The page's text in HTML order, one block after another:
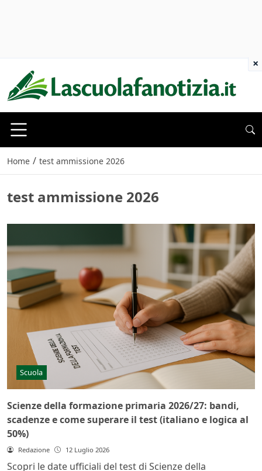
Home / test ammissione 2026
test ammissione 2026
Scuola
Scienze della formazione primaria 2026/27: bandi,
scadenze e come superare il test (italiano e logica al
50%)
Redazione 12 Luglio 2026
Scopri le date ufficiali del test di Scienze della
×